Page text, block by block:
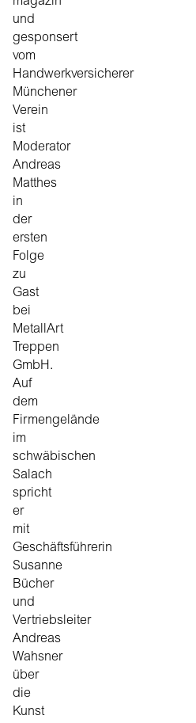
und
gesponsert
vom
Handwerkversicherer
Münchener
Verein
ist
Moderator
Andreas
Matthes
in
der
ersten
Folge
zu
Gast
bei
MetallArt
Treppen
GmbH.
Auf
dem
Firmengelände
im
schwäbischen
Salach
spricht
er
mit
Geschäftsführerin
Susanne
Bücher
und
Vertriebsleiter
Andreas
Wahsner
über
die
Kunst